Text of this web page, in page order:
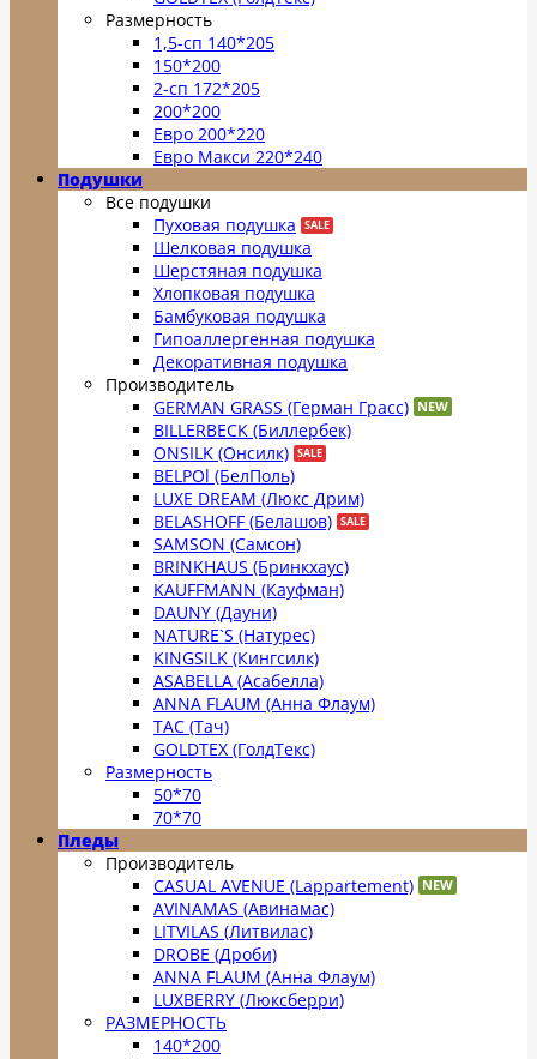
Размерность
1,5-сп 140*205
150*200
2-сп 172*205
200*200
Евро 200*220
Евро Макси 220*240
Подушки
Все подушки
Пуховая подушка
Шелковая подушка
Шерстяная подушка
Хлопковая подушка
Бамбуковая подушка
Гипоаллергенная подушка
Декоративная подушка
Производитель
GERMAN GRASS (Герман Грасс)
BILLERBECK (Биллербек)
ONSILK (Онсилк)
BELPOl (БелПоль)
LUXE DREAM (Люкс Дрим)
BELASHOFF (Белашов)
SAMSON (Самсон)
BRINKHAUS (Бринкхаус)
KAUFFMANN (Кауфман)
DAUNY (Дауни)
NATURE`S (Натурес)
KINGSILK (Кингсилк)
ASABELLA (Асабелла)
ANNA FLAUM (Анна Флаум)
TAC (Тач)
GOLDTEX (ГолдТекс)
Размерность
50*70
70*70
Пледы
Производитель
CASUAL AVENUE (Lappartement)
AVINAMAS (Авинамас)
LITVILAS (Литвилас)
DROBE (Дроби)
ANNA FLAUM (Анна Флаум)
LUXBERRY (Люксберри)
РАЗМЕРНОСТЬ
140*200